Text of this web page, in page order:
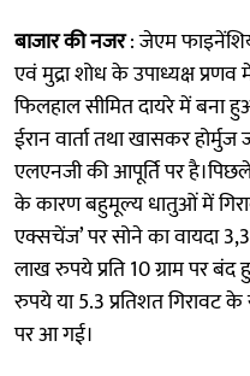
बाजार की नजर: जेएम
एवं मुद्रा शोध के उपाध्यक्ष
फिलहाल सीमित दायरे में बना
ईरान वार्ता तथा खासकर
एलएनजी की आपूर्ति पर
के कारण बहुमूल्य धातुओं में
एक्सचेंज’ पर सोने का वायदा
लाख रुपये प्रति 10 ग्राम पर
रुपये या 5.3 प्रतिशत गिरावट
पर आ गई।